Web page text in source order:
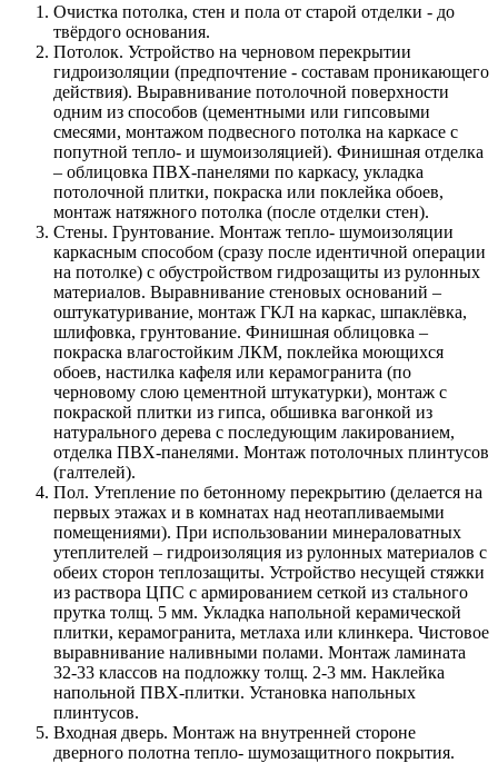
Очистка потолка, стен и пола от старой отделки - до
твёрдого основания.
Потолок. Устройство на черновом перекрытии
гидроизоляции (предпочтение - составам проникающего
действия). Выравнивание потолочной поверхности
одним из способов (цементными или гипсовыми
смесями, монтажом подвесного потолка на каркасе с
попутной тепло- и шумоизоляцией). Финишная отделка
– облицовка ПВХ-панелями по каркасу, укладка
потолочной плитки, покраска или поклейка обоев,
монтаж натяжного потолка (после отделки стен).
Стены. Грунтование. Монтаж тепло- шумоизоляции
каркасным способом (сразу после идентичной операции
на потолке) с обустройством гидрозащиты из рулонных
материалов. Выравнивание стеновых оснований –
оштукатуривание, монтаж ГКЛ на каркас, шпаклёвка,
шлифовка, грунтование. Финишная облицовка –
покраска влагостойким ЛКМ, поклейка моющихся
обоев, настилка кафеля или керамогранита (по
черновому слою цементной штукатурки), монтаж с
покраской плитки из гипса, обшивка вагонкой из
натурального дерева с последующим лакированием,
отделка ПВХ-панелями. Монтаж потолочных плинтусов
(галтелей).
Пол. Утепление по бетонному перекрытию (делается на
первых этажах и в комнатах над неотапливаемыми
помещениями). При использовании минераловатных
утеплителей – гидроизоляция из рулонных материалов с
обеих сторон теплозащиты. Устройство несущей стяжки
из раствора ЦПС с армированием сеткой из стального
прутка толщ. 5 мм. Укладка напольной керамической
плитки, керамогранита, метлаха или клинкера. Чистовое
выравнивание наливными полами. Монтаж ламината
32-33 классов на подложку толщ. 2-3 мм. Наклейка
напольной ПВХ-плитки. Установка напольных
плинтусов.
Входная дверь. Монтаж на внутренней стороне
дверного полотна тепло- шумозащитного покрытия.